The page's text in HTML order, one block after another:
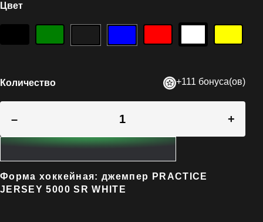
Цвет
Количество +111 бонуса(ов)
– +
Форма хоккейная: джемпер PRACTICE
JERSEY 5000 SR WHITE